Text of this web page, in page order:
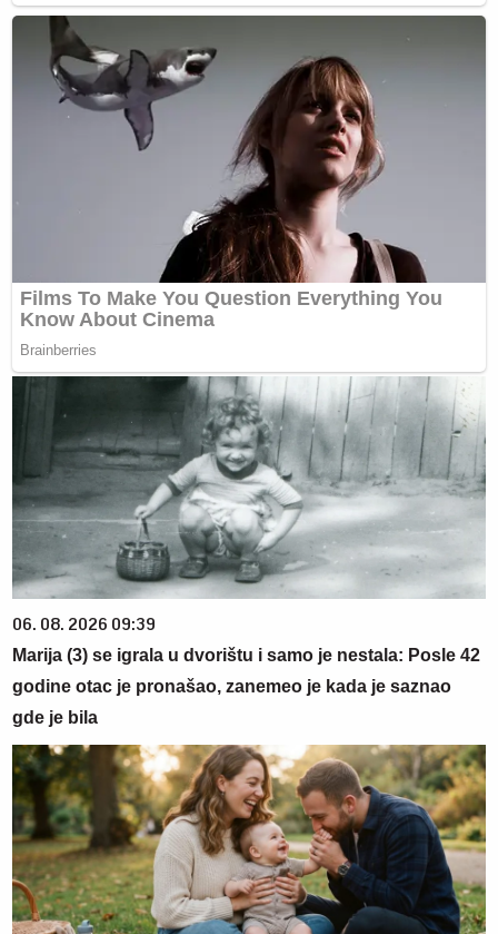
06. 08. 2026 09:39
Marija (3) se igrala u dvorištu i samo je nestala: Posle 42
godine otac je pronašao, zanemeo je kada je saznao
gde je bila